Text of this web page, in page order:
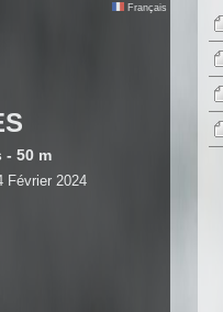
Français
- 50 m
Février 2024